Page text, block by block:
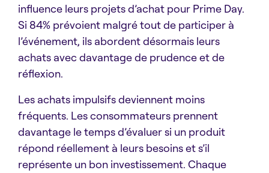
influence leurs projets d’achat pour Prime Day.
Si 84% prévoient malgré tout de participer à
l’événement, ils abordent désormais leurs
achats avec davantage de prudence et de
réflexion.
Les achats impulsifs deviennent moins
fréquents. Les consommateurs prennent
davantage le temps d’évaluer si un produit
répond réellement à leurs besoins et s’il
représente un bon investissement. Chaque